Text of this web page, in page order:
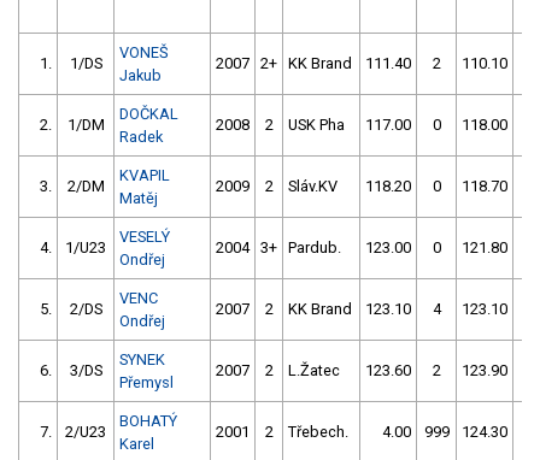
1. 1/DS
VONEŠ
Jakub
2007 2+ KK Brand 111.40 2 110.10
2. 1/DM
DOČKAL
Radek
2008 2 USK Pha 117.00 0 118.00
3. 2/DM
KVAPIL
Matěj
2009 2 Sláv.KV 118.20 0 118.70
4. 1/U23
VESELÝ
Ondřej
2004 3+ Pardub. 123.00 0 121.80
5. 2/DS
VENC
Ondřej
2007 2 KK Brand 123.10 4 123.10
6. 3/DS
SYNEK
Přemysl
2007 2 L.Žatec 123.60 2 123.90
7. 2/U23
BOHATÝ
Karel
2001 2 Třebech. 4.00 999 124.30